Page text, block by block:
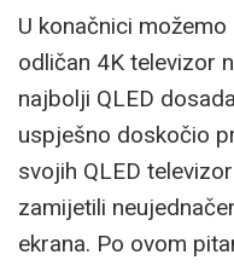
U konačnici
odličan 4K televizor
najbolji QLED
uspješno doskočio
svojih QLED
zamijetili
ekrana. Po ovom